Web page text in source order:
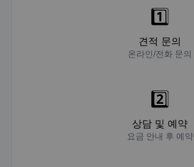
1️⃣
견적 문의
온라인/전화 문의
2️⃣
상담 및 예약
요금 안내 후 예약